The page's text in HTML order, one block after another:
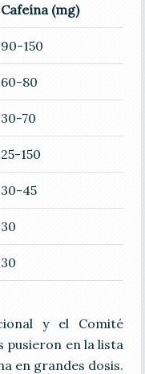
Cafeína (mg)
90-150
60-80
30-70
25-150
30-45
30
30
y el Comité
pusieron en la lista
en grandes dosis.